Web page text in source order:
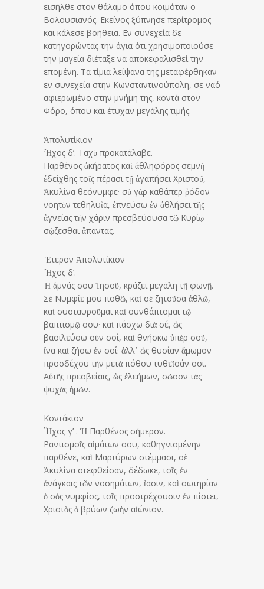
εισήλθε στον θάλαμο όπου κοιμόταν ο
Βολουσιανός. Εκείνος ξύπνησε περίτρομος
και κάλεσε βοήθεια. Εν συνεχεία δε
κατηγορώντας την άγια ότι χρησιμοποιούσε
την μαγεία διέταξε να αποκεφαλισθεί την
επομένη. Τα τίμια λείψανα της μεταφέρθηκαν
εν συνεχεία στην Κωνσταντινούπολη, σε ναό
αφιερωμένο στην μνήμη της, κοντά στον
Φόρο, όπου και έτυχαν μεγάλης τιμής.
Ἀπολυτίκιον
Ἦχος δ’. Ταχὺ προκατάλαβε.
Παρθένος ἀκήρατος καὶ ἀθληφόρος σεμνὴ
ἐδείχθης τοῖς πέρασι τῇ ἀγαπήσει Χριστοῦ,
Ἀκυλίνα θεόνυμφε· σὺ γὰρ καθάπερ ῥόδον
νοητὸν τεθηλυῒα, ἐπνεύσω ἐν ἀθλήσει τῆς
ἁγνείας τὴν χάριν πρεσβεύουσα τῷ Κυρίῳ
σῴζεσθαι ἅπαντας.
Ἕτερον Ἀπολυτίκιον
Ἦχος δ’.
Ἡ ἀμνάς σου Ἰησοῦ, κράζει μεγάλη τῇ φωνῇ.
Σὲ Νυμφίε μου ποθῶ, καὶ σὲ ζητοῦσα ἀθλῶ,
καὶ συσταυροῦμαι καὶ συνθάπτομαι τῷ
βαπτισμῷ σου· καὶ πάσχω διὰ σέ, ὡς
βασιλεύσω σὺν σοί, καὶ θνήσκω ὑπὲρ σοῦ,
ἵνα καὶ ζήσω ἐν σοί· ἀλλ᾽ ὡς θυσίαν ἄμωμον
προσδέχου τὴν μετὰ πόθου τυθεῖσάν σοι.
Αὐτῆς πρεσβείαις, ὡς ἐλεήμων, σῶσον τὰς
ψυχὰς ἡμῶν.
Κοντάκιον
Ἦχος γ’ . Ἡ Παρθένος σήμερον.
Ραντισμοῖς αἱμάτων σου, καθηγνισμένην
παρθένε, καὶ Μαρτύρων στέμμασι, σὲ
Ἀκυλίνα στεφθείσαν, δέδωκε, τοῖς ἐν
ἀνάγκαις τῶν νοσημάτων, ἴασιν, καὶ σωτηρίαν
ὁ σὸς νυμφίος, τοῖς προστρέχουσιν ἐν πίστει,
Χριστὸς ὁ βρύων ζωὴν αἰώνιον.